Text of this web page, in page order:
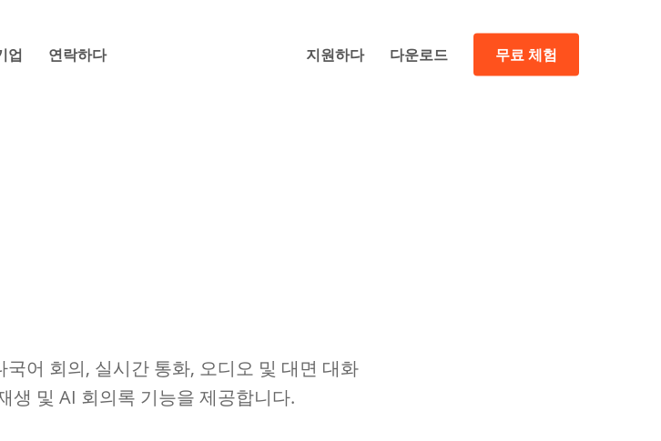
업 연락하다 지원하다 다운로드 무료 체험
어 회의, 실시간 통화, 오디오 및 대면 대화
생 및 AI 회의록 기능을 제공합니다.